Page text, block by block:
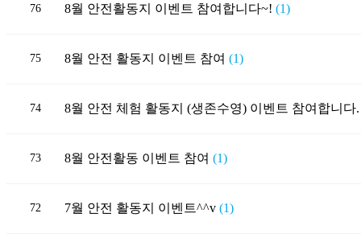
76 8월 안전활동지 이벤트 참여합니다~! (1)
75 8월 안전 활동지 이벤트 참여 (1)
74 8월 안전 체험 활동지 (생존수영) 이벤트 참여합니다.
73 8월 안전활동 이벤트 참여 (1)
72 7월 안전 활동지 이벤트^^v (1)